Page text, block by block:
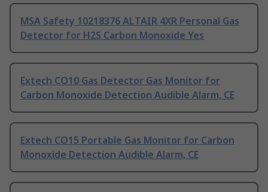
MSA Safety 10218376 ALTAIR 4XR Personal Gas
Detector for H2S Carbon Monoxide Yes
Extech CO10 Gas Detector Gas Monitor for
Carbon Monoxide Detection Audible Alarm, CE
Extech CO15 Portable Gas Monitor for Carbon
Monoxide Detection Audible Alarm, CE